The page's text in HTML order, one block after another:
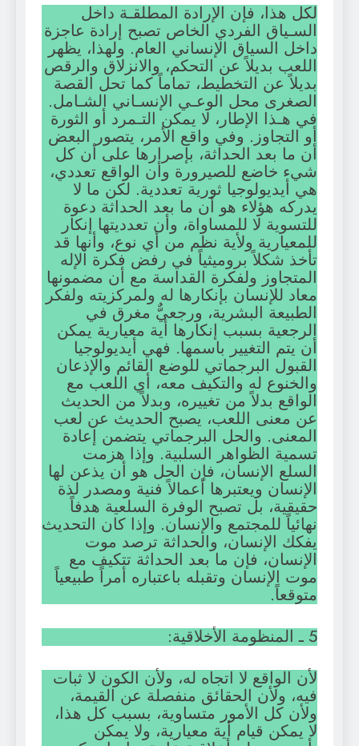
لكل هذا، فإن الإرادة المطلقـة داخل
السـياق الفردي الخاص تصبح إرادة عاجزة
داخل السياق الإنساني العام. ولهذا، يظهر
اللعب بديلاً عن التحكم، والانزلاق والرقص
بديلاً عن التخطيط، تماماً كما تحل القصة
الصغرى محل الوعـي الإنسـاني الشـامل.
في هـذا الإطار، لا يمكن التـمرد أو الثورة
أو التجاوز. وفي واقع الأمر، يتصور البعض
أن ما بعد الحداثة، بإصرارها على أن كل
شيء خاضع للصيرورة وأن الواقع تعددي،
هي أيديولوجيا ثورية تعددية. لكن ما لا
يدركه هؤلاء هو أن ما بعد الحداثة دعوة
للتسوية لا للمساواة، وأن تعدديتها إنكار
للمعيارية ولأية نظم من أي نوع، وأنها قد
تأخذ شكلاً بروميثياً في رفض فكرة الإله
المتجاوز ولفكرة القداسة مع أن مضمونها
معاد للإنسان بإنكارها له ولمركزيته ولفكر
الطبيعة البشرية، ورجعيٌّ مغرق في
الرجعية بسبب إنكارها أية معيارية يمكن
أن يتم التغيير باسمها. فهي أيديولوجيا
القبول البرجماتي للوضع القائم والإذعان
والخنوع له والتكيف معه، أي اللعب مع
الواقع بدلاً من تغييره، وبدلاً من الحديث
عن معنى اللعب، يصبح الحديث عن لعب
المعنى. والحل البرجماتي يتضمن إعادة
تسمية الظواهر السلبية. وإذا هزمت
السلع الإنسان، فإن الحل هو أن يذعن لها
الإنسان ويعتبرها أعمالاً فنية ومصدر لذة
حقيقية، بل تصبح الوفرة السلعية هدفاً
نهائياً للمجتمع والإنسان. وإذا كان التحديث
يفكك الإنسان، والحداثة ترصد موت
الإنسان، فإن ما بعد الحداثة تتكيف مع
موت الإنسان وتقبله باعتباره أمراً طبيعياً
متوقعاً.
5 ـ المنظومة الأخلاقية:
لأن الواقع لا اتجاه له، ولأن الكون لا ثبات
فيه، ولأن الحقائق منفصلة عن القيمة،
ولأن كل الأمور متساوية، بسبب كل هذا،
لا يمكن قيام أية معيارية، ولا يمكن